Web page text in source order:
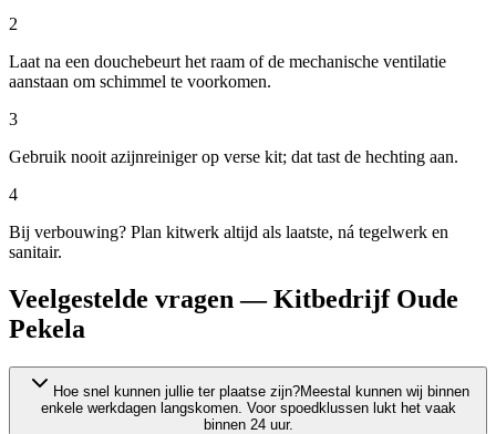
2
Laat na een douchebeurt het raam of de mechanische ventilatie
aanstaan om schimmel te voorkomen.
3
Gebruik nooit azijnreiniger op verse kit; dat tast de hechting aan.
4
Bij verbouwing? Plan kitwerk altijd als laatste, ná tegelwerk en
sanitair.
Veelgestelde vragen — Kitbedrijf Oude
Pekela
Hoe snel kunnen jullie ter plaatse zijn?Meestal kunnen wij binnen
enkele werkdagen langskomen. Voor spoedklussen lukt het vaak
binnen 24 uur.